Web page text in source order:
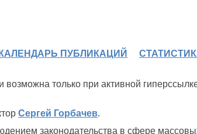
КАЛЕНДАРЬ ПУБЛИКАЦИЙ
только при активной
Сергей Горбачев.
законодательства в сфере